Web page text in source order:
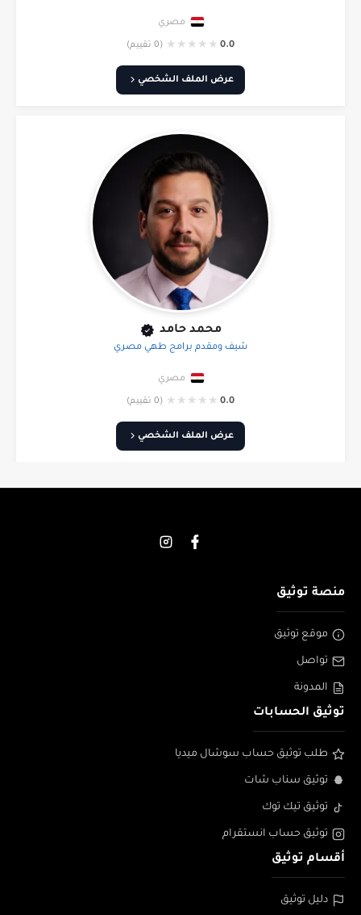
مصري
0.0
★
★
★
★
★ (0 تقييم)
عرض الملف الشخصي
محمد حامد
شيف ومقدم برامج طهي مصري
مصري
0.0
★
★
★
★
★ (0 تقييم)
عرض الملف الشخصي
منصة توثيق
موقع توثيق
تواصل
المدونة
توثيق الحسابات
طلب توثيق حساب سوشال ميديا
توثيق سناب شات
توثيق تيك توك
توثيق حساب انستقرام
أقسام توثيق
دليل توثيق